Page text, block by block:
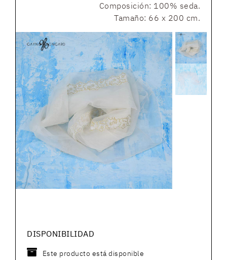
Composición: 100% seda.
Tamaño: 66 x 200 cm.
DISPONIBILIDAD
Este producto está disponible